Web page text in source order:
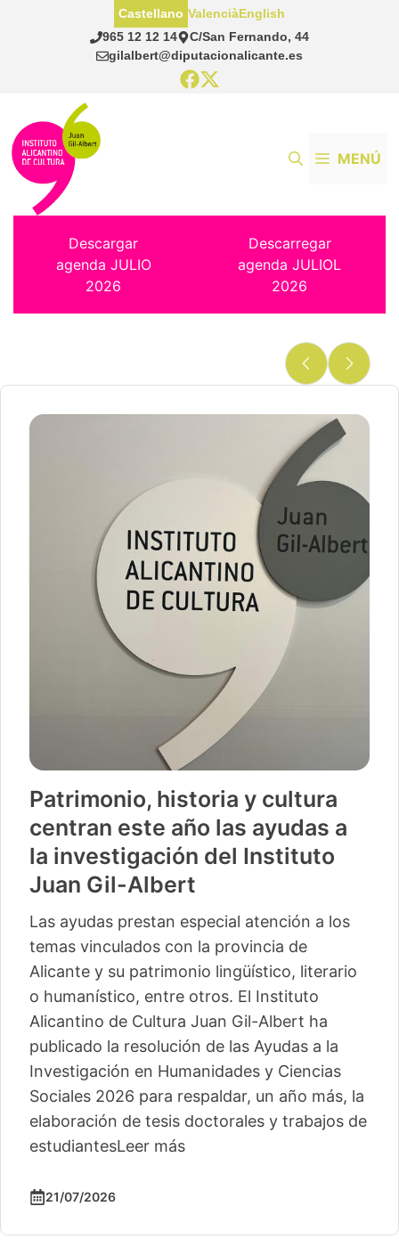
965 12 12 14
C/San Fernando, 44
gilalbert@diputacionalicante.es
Castellano ValenciàEnglish
MENÚ
Descargar
agenda JULIO
2026
Descarregar
agenda JULIOL
2026
Patrimonio, historia y cultura
centran este año las ayudas a
la investigación del Instituto
Juan Gil-Albert
Las ayudas prestan especial atención a los
temas vinculados con la provincia de
Alicante y su patrimonio lingüístico, literario
o humanístico, entre otros. El Instituto
Alicantino de Cultura Juan Gil-Albert ha
publicado la resolución de las Ayudas a la
Investigación en Humanidades y Ciencias
Sociales 2026 para respaldar, un año más, la
elaboración de tesis doctorales y trabajos de
estudiantesLeer más
21/07/2026